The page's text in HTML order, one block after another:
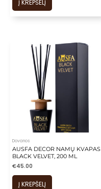
Į KREPŠELĮ
Dovanos
AUSFA DECOR NAMŲ KVAPAS
BLACK VELVET, 200 ML
€45.00
Į KREPŠELĮ